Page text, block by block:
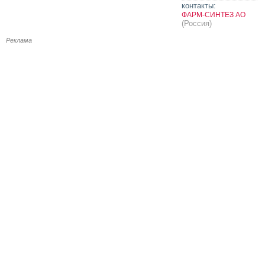
контакты:
ФАРМ-СИНТЕЗ АО
(Россия)
Реклама